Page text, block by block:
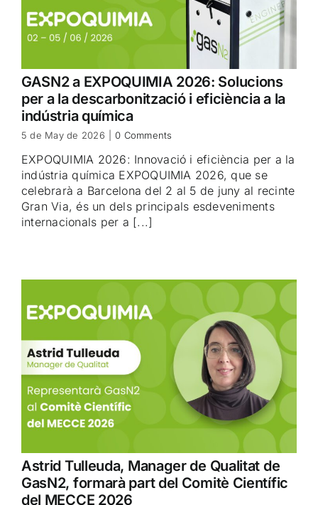
GASN2 a EXPOQUIMIA 2026: Solucions
per a la descarbonització i eficiència a la
indústria química
5 de May de 2026 0 Comments
EXPOQUIMIA 2026: Innovació i eficiència per a la
indústria química EXPOQUIMIA 2026, que se
celebrarà a Barcelona del 2 al 5 de juny al recinte
Gran Via, és un dels principals esdeveniments
internacionals per a [...]
Astrid Tulleuda, Manager de Qualitat de
GasN2, formarà part del Comitè Científic
del MECCE 2026